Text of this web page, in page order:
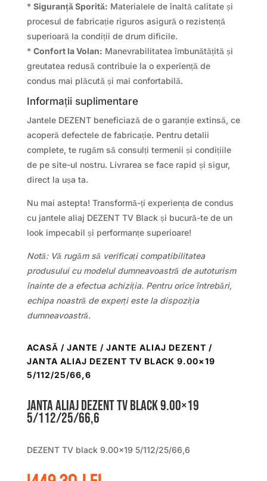
* Siguranță Sporită: Materialele de înaltă calitate și
procesul de fabricație riguros asigură o rezistență
superioară la condiții de drum dificile.
* Confort la Volan: Manevrabilitatea îmbunătățită și
greutatea redusă contribuie la o experiență de
condus mai plăcută și mai confortabilă.
Informații suplimentare
Jantele DEZENT beneficiază de o garanție extinsă, ce
acoperă defectele de fabricație. Pentru detalii
complete, te rugăm să consulți termenii și condițiile
de pe site-ul nostru. Livrarea se face rapid și sigur,
direct la ușa ta.
Nu mai astepta! Transformă-ți experiența de condus
cu jantele aliaj DEZENT TV Black și bucură-te de un
look impecabil și performanțe superioare!
Notă: Vă rugăm să verificați compatibilitatea
produsului cu modelul dumneavoastră de autoturism
înainte de a efectua achiziția. Pentru orice întrebări,
echipa noastră de experți este la dispoziția
dumneavoastră.
ACASĂ / JANTE / JANTE ALIAJ DEZENT /
JANTA ALIAJ DEZENT TV BLACK 9.00×19
5/112/25/66,6
Janta aliaj DEZENT TV black 9.00×19
5/112/25/66,6
DEZENT TV black 9.00×19 5/112/25/66,6